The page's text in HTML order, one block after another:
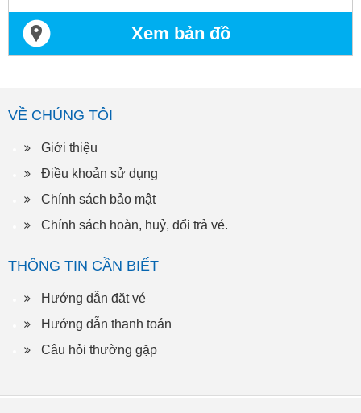
Xem bản đồ
VỀ CHÚNG TÔI
Giới thiệu
Điều khoản sử dụng
Chính sách bảo mật
Chính sách hoàn, huỷ, đổi trả vé.
THÔNG TIN CẦN BIẾT
Hướng dẫn đặt vé
Hướng dẫn thanh toán
Câu hỏi thường gặp